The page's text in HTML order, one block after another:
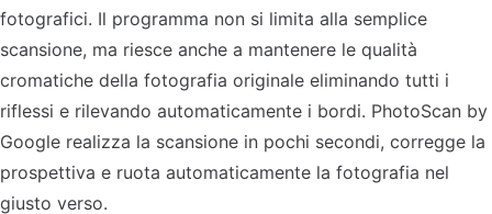
fotografici. Il programma non si limita alla semplice
scansione, ma riesce anche a mantenere le qualità
cromatiche della fotografia originale eliminando tutti i
riflessi e rilevando automaticamente i bordi. PhotoScan by
Google realizza la scansione in pochi secondi, corregge la
prospettiva e ruota automaticamente la fotografia nel
giusto verso.